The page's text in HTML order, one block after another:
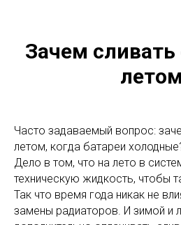
Зачем
Часто задаваемый вопрос:
летом, когда батареи
Дело в том, что на лето в
техническую жидкость, чтобы
Так что время года никак не
замены радиаторов. И зимой и